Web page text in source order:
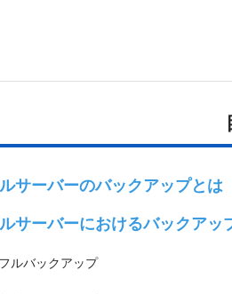
サーバーのバックアップとは
サーバーにおけるバックアッ
ルバックアップ